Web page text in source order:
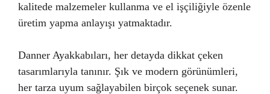
kalitede malzemeler kullanma ve el işçiliğiyle özenle
üretim yapma anlayışı yatmaktadır.
Danner Ayakkabıları, her detayda dikkat çeken
tasarımlarıyla tanınır. Şık ve modern görünümleri,
her tarza uyum sağlayabilen birçok seçenek sunar.